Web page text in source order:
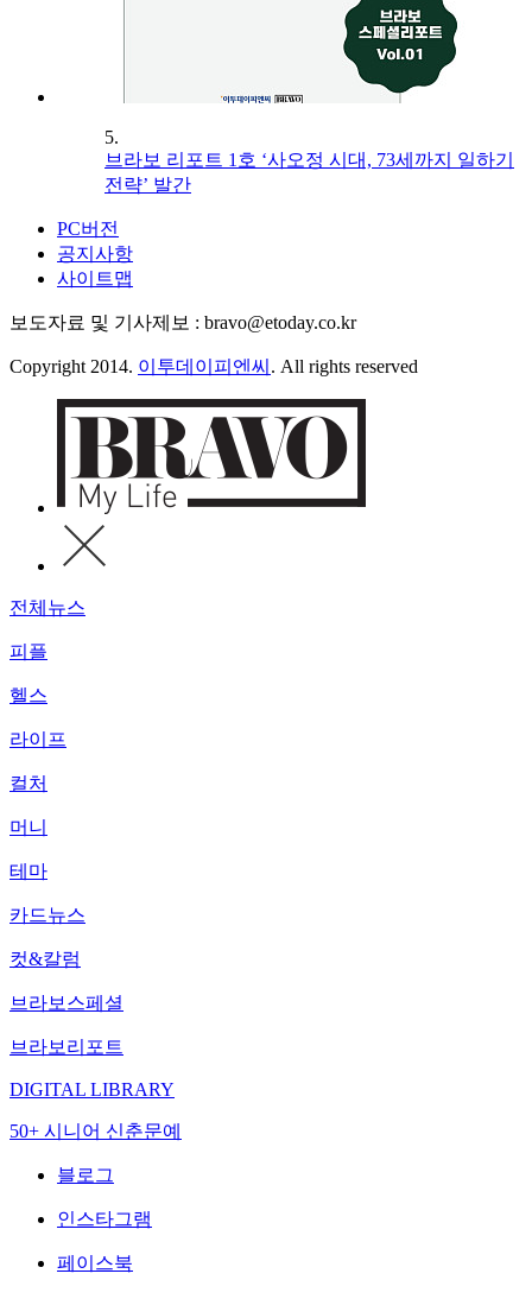
5.
브라보 리포트 1호 ‘사오정 시대, 73세까지 일하기
전략’ 발간
PC버전
공지사항
사이트맵
보도자료 및 기사제보 : bravo@etoday.co.kr
Copyright 2014. 이투데이피엔씨 . All rights reserved
전체뉴스
피플
헬스
라이프
컬처
머니
테마
카드뉴스
컷&칼럼
브라보스페셜
브라보리포트
DIGITAL LIBRARY
50+ 시니어 신춘문예
블로그
인스타그램
페이스북